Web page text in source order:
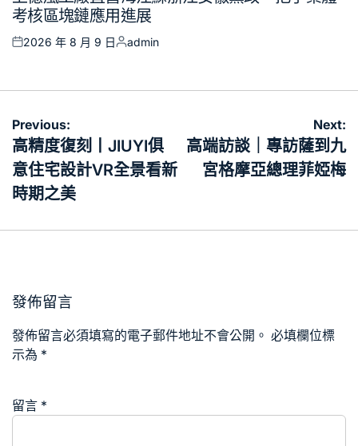
考核區塊鏈應用進展
Posted
2026 年 8 月 9 日
Posted
admin
文
章
導
覽
Previous:
高精度復刻丨JIUYI俱
意住宅設計VR全景看新
時期之美
Next:
高端訪談｜專訪薩到九
宮格摩亞總理菲婭梅
發佈留言
發佈留言必須填寫的電子郵件地址不會公開。 必填欄位標
示為 *
留言 *